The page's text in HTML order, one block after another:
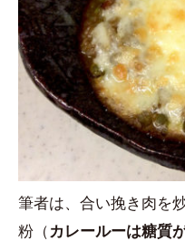
筆者は、合い挽き肉を
粉（ カレールーは糖質